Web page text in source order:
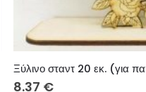
Ξύλινο σταντ 20 εκ. (για
8.37 €